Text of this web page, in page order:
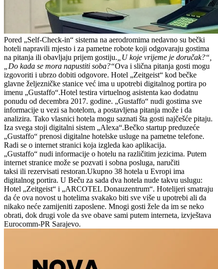
Pored „Self-Check-in“ sistema na aerodromima nedavno su bečki
hoteli napravili mjesto i za pametne robote koji odgovaraju gostima
na pitanja ili obavljaju prijem gostiju. „U koje vrijeme je doručak?“,
„Do kada se mora napustiti soba?“Ova i slična pitanja gosti mogu
izgovoriti i ubrzo dobiti odgovore. Hotel „Zeitgeist“ kod bečke
glavne željezničke stanice već ima u upotrebi digitalnog portira po
imenu „Gustaffo“.Hotel testira virtuelnog asistenta kao dodatnu
ponudu od decembra 2017. godine. „Gustaffo“ nudi gostima sve
informacije u vezi sa hotelom, a postavljena pitanja može i da
analizira. Tako vlasnici hotela mogu saznati šta gosti najčešće pitaju.
Iza svega stoji digitalni sistem „Alexa“.Bečko startup preduzeće
„Gustaffo“ prenosi digitalne hotelske usluge na pametne telefone.
Radi se o internet stranici koja izgleda kao aplikacija.
„Gustaffo“ nudi informacije o hotelu na različitim jezicima. Putem
internet stranice može se pozvati i sobna posluga, naručiti
taksi ili rezervisati restoran.Ukupno 38 hotela u Evropi ima
digitalnog portira. U Beču za sada dva hotela nude takvu uslugu:
Hotel „Zeitgeist“ i „ARCOTEL Donauzentrum“. Hotelijeri smatraju
da će ova novost u hotelima svakako biti sve više u upotrebi ali da
nikako neće zamijeniti zaposlene. Mnogi gosti žele da im se neko
obrati, dok drugi vole da sve obave sami putem interneta, izvještava
Eurocomm-PR Sarajevo.